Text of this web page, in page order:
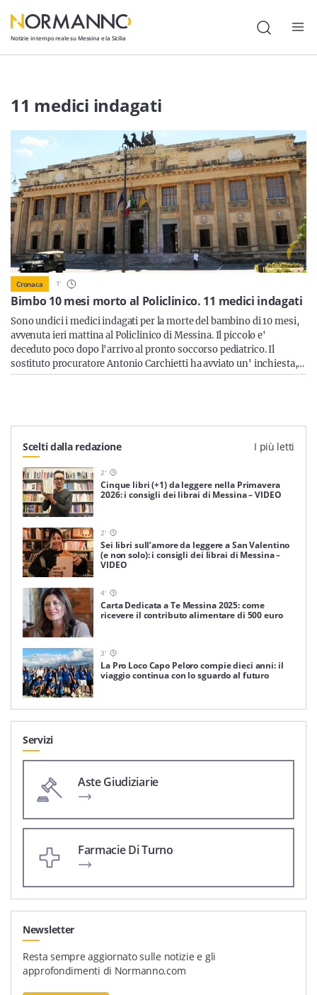
Notizie in tempo reale su Messina e la Sicilia
Attualità
Politica
Cultura
Lavoro
Società
Economia
Sport
Sicilia
Resta sempre aggiornato con le ultime news, iscriviti alla
nostra newsletter
Iscriviti
11 medici indagati
Bimbo 10 mesi morto al Policlinico. 11 medici indagati
Cronaca 1'
Sono undici i medici indagati per la morte del bambino di 10 mesi,
avvenuta ieri mattina al Policlinico di Messina. Il piccolo e'
deceduto poco dopo l'arrivo al pronto soccorso pediatrico. Il
sostituto procuratore Antonio Carchietti ha avviato un' inchiesta,…
Scelti dalla redazione I più letti
2'
Cinque libri (+1) da leggere nella Primavera
2026: i consigli dei librai di Messina – VIDEO
2'
Sei libri sull’amore da leggere a San Valentino
(e non solo): i consigli dei librai di Messina –
VIDEO
4'
Carta Dedicata a Te Messina 2025: come
ricevere il contributo alimentare di 500 euro
3'
La Pro Loco Capo Peloro compie dieci anni: il
viaggio continua con lo sguardo al futuro
Servizi
Aste Giudiziarie
Farmacie Di Turno
Newsletter
Resta sempre aggiornato sulle notizie e gli
approfondimenti di Normanno.com